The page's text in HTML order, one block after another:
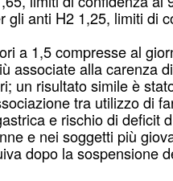
gli anti H2 1,25, limiti di
a 1,5 compresse al
associate alla carenza
un risultato simile è
tra utilizzo di
e rischio di deficit
e nei soggetti più
dopo la sospensione